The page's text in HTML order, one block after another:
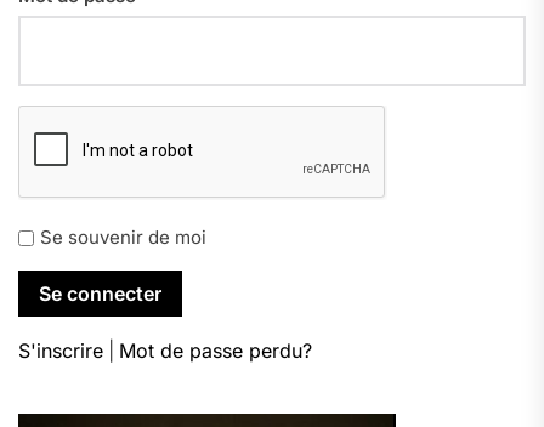
Se souvenir de moi
S'inscrire Mot de passe perdu?